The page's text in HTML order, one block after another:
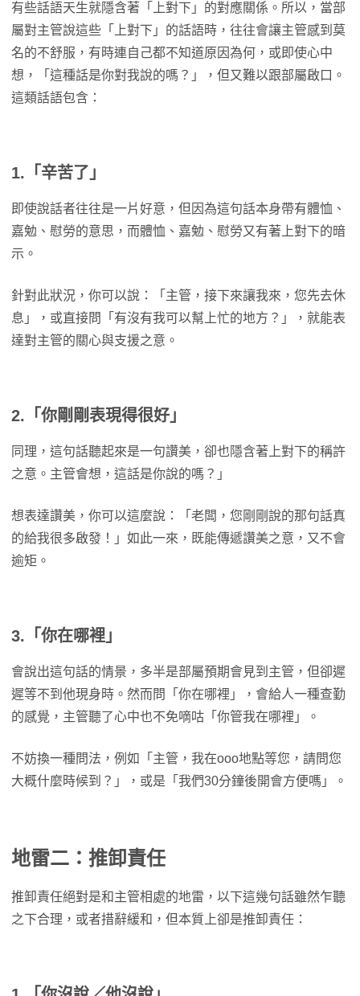
有些話語天生就隱含著「上對下」的對應關係。所以，當部
屬對主管說這些「上對下」的話語時，往往會讓主管感到莫
名的不舒服，有時連自己都不知道原因為何，或即使心中
想，「這種話是你對我說的嗎？」，但又難以跟部屬啟口。
這類話語包含：
1.「辛苦了」
即使說話者往往是一片好意，但因為這句話本身帶有體恤、
嘉勉、慰勞的意思，而體恤、嘉勉、慰勞又有著上對下的暗
示。
針對此狀況，你可以說：「主管，接下來讓我來，您先去休
息」，或直接問「有沒有我可以幫上忙的地方？」，就能表
達對主管的關心與支援之意。
2.「你剛剛表現得很好」
同理，這句話聽起來是一句讚美，卻也隱含著上對下的稱許
之意。主管會想，這話是你說的嗎？」
想表達讚美，你可以這麼說：「老闆，您剛剛說的那句話真
的給我很多啟發！」如此一來，既能傳遞讚美之意，又不會
逾矩。
3.「你在哪裡」
會說出這句話的情景，多半是部屬預期會見到主管，但卻遲
遲等不到他現身時。然而問「你在哪裡」，會給人一種查勤
的感覺，主管聽了心中也不免嘀咕「你管我在哪裡」。
不妨換一種問法，例如「主管，我在ooo地點等您，請問您
大概什麼時候到？」，或是「我們30分鐘後開會方便嗎」。
地雷二：推卸責任
推卸責任絕對是和主管相處的地雷，以下這幾句話雖然乍聽
之下合理，或者措辭緩和，但本質上卻是推卸責任：